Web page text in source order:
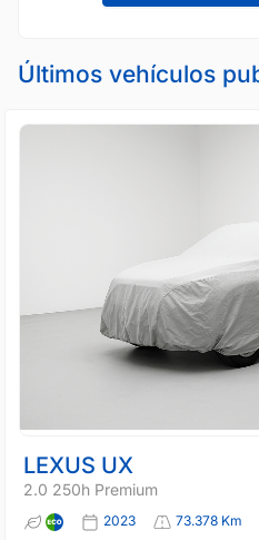
Últimos vehículos
LEXUS UX
2.0 250h Premium
2023 73.378 Km